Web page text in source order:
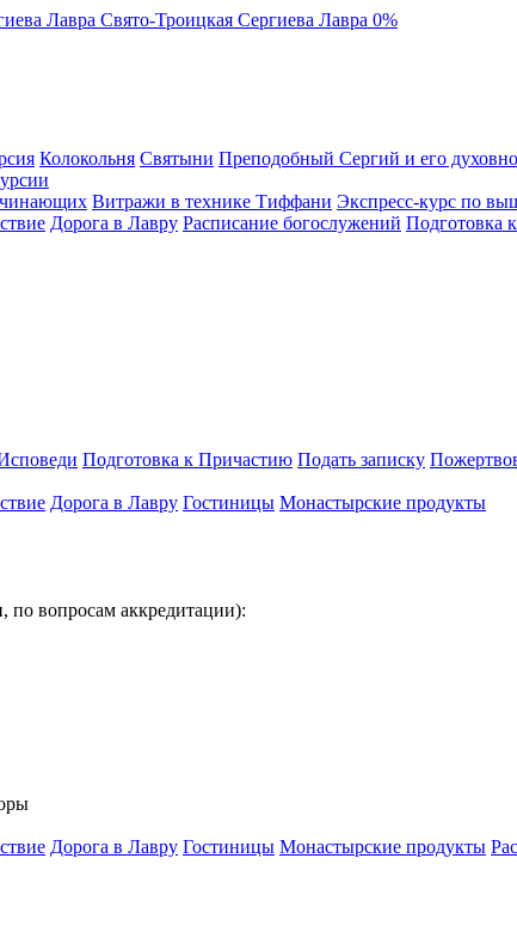
Лавра Свято-Троицкая Сергиева Лавра 0%
Колокольня Святыни Преподобный Сергий и его
Витражи в технике Тиффани Экспресс-курс по
Дорога в Лавру Расписание богослужений Подготовка
Подготовка к Причастию Подать записку
Дорога в Лавру Гостиницы Монастырские продукты
по вопросам аккредитации):
Дорога в Лавру Гостиницы Монастырские продукты